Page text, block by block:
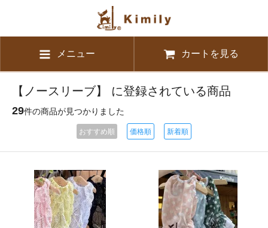
メニュー カートを見る
【ノースリーブ】 に登録されている商品
29件の商品が見つかりました
おすすめ順 価格順 新着順